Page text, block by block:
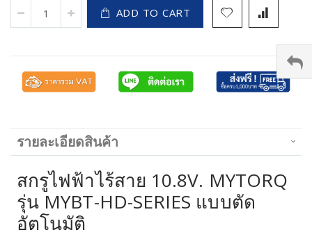
ADD TO CART
รายละเอียดสินค้า
สกรูไฟฟ้าไร้สาย 10.8V. MYTORQ
รุ่น MYBT-HD-SERIES แบบตัด
อัตโนมัติ